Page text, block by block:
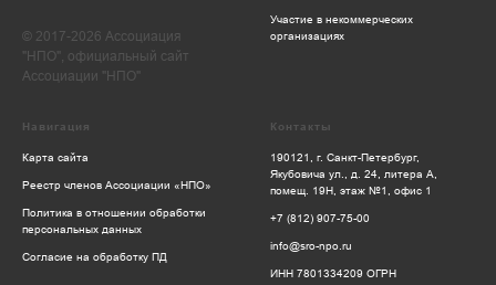
© 2017-2026 Ассоциация
"НПО", официальный сайт
Ассоциации "НПО"
Участие в некоммерческих
организациях
Навигация
Карта сайта
Реестр членов Ассоциации «НПО»
Политика в отношении обработки
персональных данных
Согласие на обработку ПД
Контакты
190121, г. Санкт-Петербург,
Якубовича ул., д. 24, литера А,
помещ. 19Н, этаж №1, офис 1
+7 (812) 907-75-00
info@sro-npo.ru
ИНН 7801334209 ОГРН